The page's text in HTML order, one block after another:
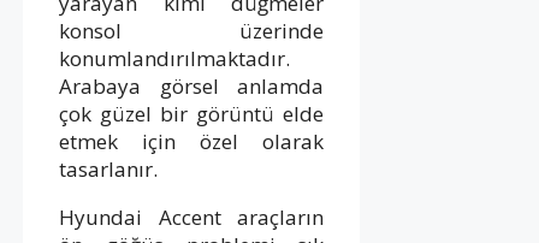
konsol üzerinde
konumlandırılmaktadır.
Arabaya görsel anlamda
çok güzel bir görüntü elde
etmek için özel olarak
tasarlanır.
Hyundai Accent araçların